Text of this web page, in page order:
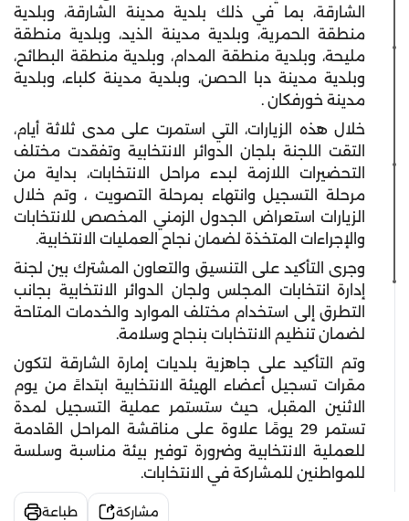
الشارقة، بما في ذلك بلدية مدينة الشارقة، وبلدية
منطقة الحمرية، وبلدية مدينة الذيد، وبلدية منطقة
مليحة، وبلدية منطقة المدام، وبلدية منطقة البطائح،
وبلدية مدينة دبا الحصن، وبلدية مدينة كلباء، وبلدية
مدينة خورفكان .
خلال هذه الزيارات، التي استمرت على مدى ثلاثة أيام،
التقت اللجنة بلجان الدوائر الانتخابية وتفقدت مختلف
التحضيرات اللازمة لبدء مراحل الانتخابات، بداية من
مرحلة التسجيل وانتهاء بمرحلة التصويت ، وتم خلال
الزيارات استعراض الجدول الزمني المخصص للانتخابات
والإجراءات المتخذة لضمان نجاح العمليات الانتخابية.
وجرى التأكيد على التنسيق والتعاون المشترك بين لجنة
إدارة انتخابات المجلس ولجان الدوائر الانتخابية بجانب
التطرق إلى استخدام مختلف الموارد والخدمات المتاحة
لضمان تنظيم الانتخابات بنجاح وسلامة.
وتم التأكيد على جاهزية بلديات إمارة الشارقة لتكون
مقرات تسجيل أعضاء الهيئة الانتخابية ابتداءً من يوم
الاثنين المقبل، حيث ستستمر عملية التسجيل لمدة
تستمر 29 يومًا علاوة على مناقشة المراحل القادمة
للعملية الانتخابية وضرورة توفير بيئة مناسبة وسلسة
للمواطنين للمشاركة في الانتخابات.
مشاركة طباعة